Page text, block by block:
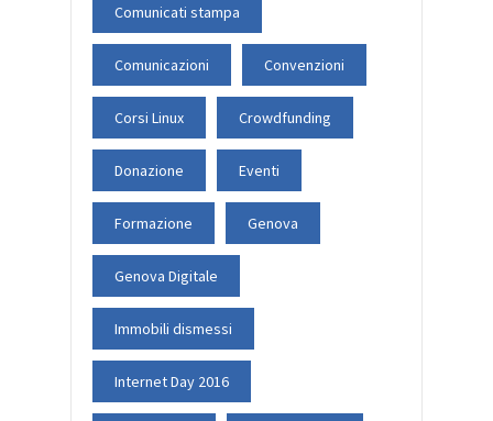
Comunicati stampa
Comunicazioni Convenzioni
Corsi Linux Crowdfunding
Donazione Eventi
Formazione Genova
Genova Digitale
Immobili dismessi
Internet Day 2016